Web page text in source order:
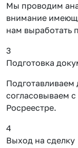
Мы проводим
внимание
нам выработать
3
Подготовка
Подготавливаем
согласовываем
Росреестре.
4
Выход на сделку